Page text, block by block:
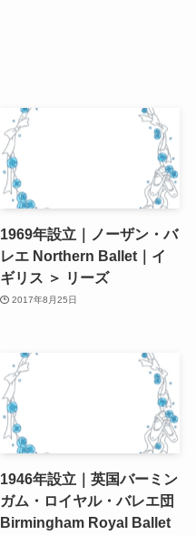
1969年設立｜ノーザン・バ
レエ Northern Ballet｜イ
ギリス ＞ リーズ
2017年8月25日
1946年設立｜英国バーミン
ガム・ロイヤル・バレエ団
Birmingham Royal Ballet